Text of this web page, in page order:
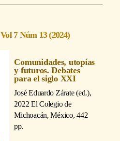
Vol 7 Núm 13 (2024)
Comunidades, utopías
y futuros. Debates
para el siglo XXI
José Eduardo Zárate (ed.),
2022 El Colegio de
Michoacán, México, 442
pp.